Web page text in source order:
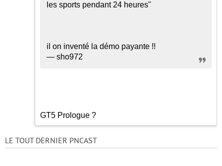
les sports pendant 24 heures"
il on inventé la démo payante !!
— sho972
GT5 Prologue ?
LE TOUT DERNIER PNCAST